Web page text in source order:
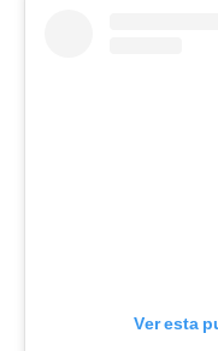
Ver esta